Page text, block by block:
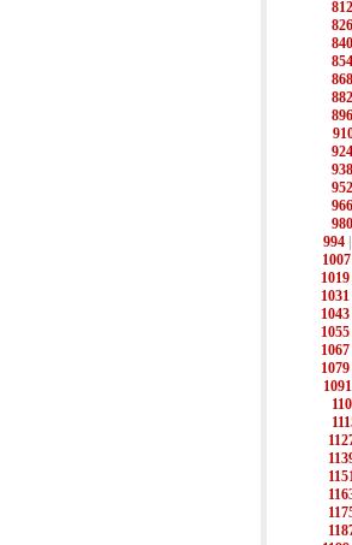
812
826
840
854
868
882
896
924
938
952
966
980
994
1007
1019
1031
1043
1055
1067
1079
1091